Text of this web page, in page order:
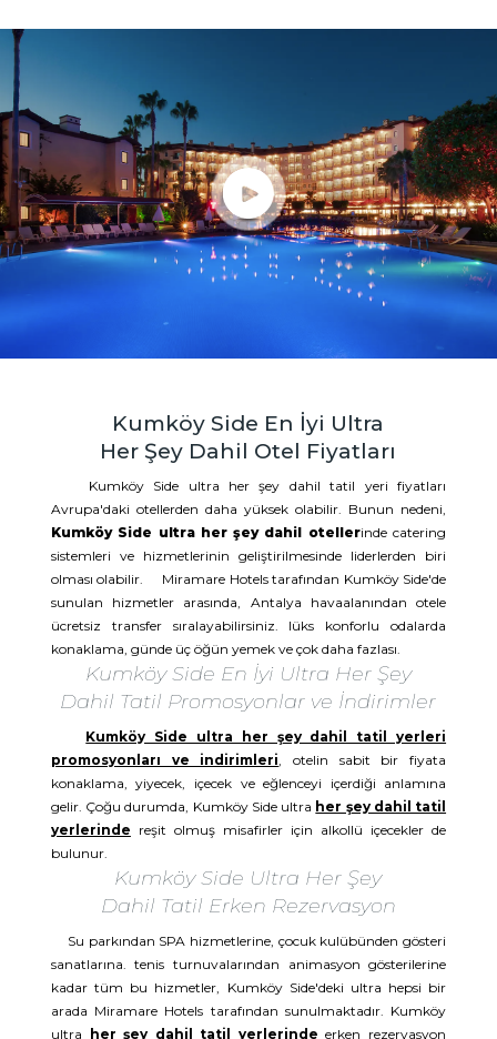
Kumköy Side En İyi Ultra
Her Şey Dahil Otel Fiyatları
Kumköy Side ultra her şey dahil tatil yeri fiyatları
Avrupa'daki otellerden daha yüksek olabilir. Bunun nedeni,
Kumköy Side ultra her şey dahil otellerinde catering
sistemleri ve hizmetlerinin geliştirilmesinde liderlerden biri
olması olabilir. Miramare Hotels tarafından Kumköy Side'de
sunulan hizmetler arasında, Antalya havaalanından otele
ücretsiz transfer sıralayabilirsiniz. lüks konforlu odalarda
konaklama, günde üç öğün yemek ve çok daha fazlası.
Kumköy Side En İyi Ultra Her Şey
Dahil Tatil Promosyonlar ve İndirimler
Kumköy Side ultra her şey dahil tatil yerleri
promosyonları ve indirimleri, otelin sabit bir fiyata
konaklama, yiyecek, içecek ve eğlenceyi içerdiği anlamına
gelir. Çoğu durumda, Kumköy Side ultra her şey dahil tatil
yerlerinde reşit olmuş misafirler için alkollü içecekler de
bulunur.
Kumköy Side Ultra Her Şey
Dahil Tatil Erken Rezervasyon
Su parkından SPA hizmetlerine, çocuk kulübünden gösteri
sanatlarına. tenis turnuvalarından animasyon gösterilerine
kadar tüm bu hizmetler, Kumköy Side'deki ultra hepsi bir
arada Miramare Hotels tarafından sunulmaktadır. Kumköy
ultra
her şey dahil tatil yerlerinde erken rezervasyon